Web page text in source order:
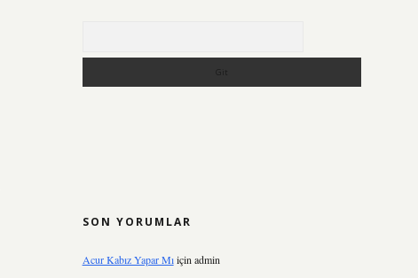
SON YORUMLAR
Acur Kabız Yapar Mıiçin admin